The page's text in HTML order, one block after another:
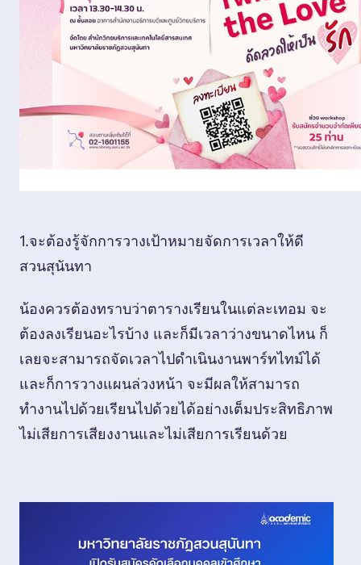
1.จะต้องรู้จักการวางเป้าหมายจัดการเวลาให้ดี
สวนสุนันทา
น้องควรต้องทราบว่าตารางเรียนในแต่ละเทอม จะ
ต้องลงเรียนอะไรบ้าง และก็มีเวลาว่างขนาดไหน ก็
เลยจะสามารถจัดเวลาไปดำเนินงานพาร์ทไทม์ได้
และก็การวางแผนล่วงหน้า จะมีผลให้สามารถ
ทำงานไปด้วยเรียนไปด้วยได้อย่างเต็มประสิทธิภาพ
ไม่เสียการเสียงงานและไม่เสียการเรียนด้วย